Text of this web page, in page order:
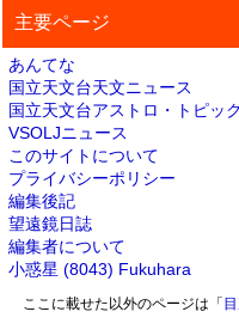
主要ページ
あんてな
国立天文台天文ニュース
国立天文台アストロ・トピッ
VSOLJニュース
このサイトについて
プライバシーポリシー
編集後記
望遠鏡日誌
編集者について
小惑星 (8043) Fukuhara
ここに載せた以外のページは「